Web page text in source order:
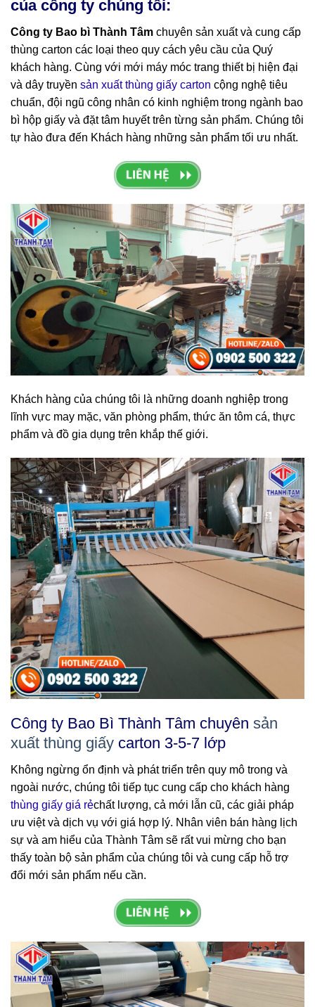
của công ty chúng tôi:
Công ty Bao bì Thành Tâm chuyên sản xuất và cung cấp
thùng carton các loại theo quy cách yêu cầu của Quý
khách hàng. Cùng với mới máy móc trang thiết bị hiện đại
và dây truyền sản xuất thùng giấy carton cộng nghệ tiêu
chuẩn, đội ngũ công nhân có kinh nghiệm trong ngành bao
bì hộp giấy và đặt tâm huyết trên từng sản phẩm. Chúng tôi
tự hào đưa đến Khách hàng những sản phẩm tối ưu nhất.
Khách hàng của chúng tôi là những doanh nghiệp trong
lĩnh vực may mặc, văn phòng phẩm, thức ăn tôm cá, thực
phẩm và đồ gia dụng trên khắp thế giới.
Công ty Bao Bì Thành Tâm chuyên sản
xuất thùng giấy carton 3-5-7 lớp
Không ngừng ổn định và phát triển trên quy mô trong và
ngoài nước, chúng tôi tiếp tục cung cấp cho khách hàng
thùng giấy giá rẻchất lượng, cả mới lẫn cũ, các giải pháp
ưu việt và dịch vụ với giá hợp lý. Nhân viên bán hàng lịch
sự và am hiểu của Thành Tâm sẽ rất vui mừng cho bạn
thấy toàn bộ sản phẩm của chúng tôi và cung cấp hỗ trợ
đổi mới sản phẩm nếu cần.